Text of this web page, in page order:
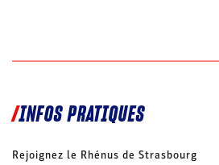
INFOS PRATIQUES
Rejoignez le Rhénus de Strasbourg